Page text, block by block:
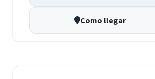
Como llegar